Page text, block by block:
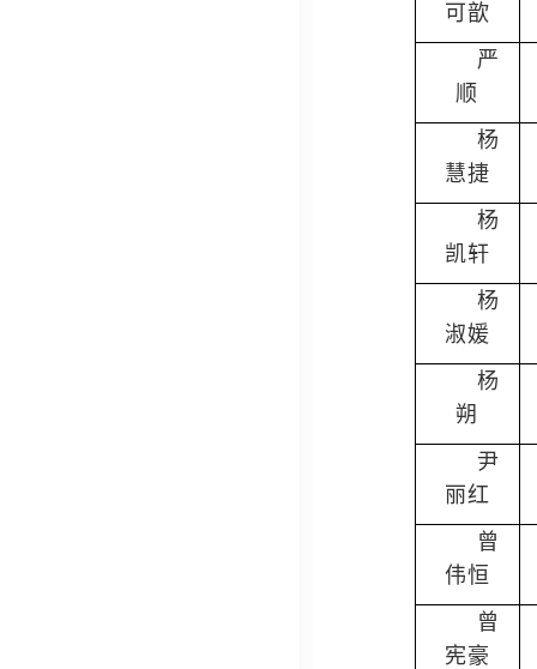
可歆
严
顺
杨
慧捷
杨
凯轩
杨
淑媛
杨
朔
尹
丽红
曾
伟恒
曾
宪豪